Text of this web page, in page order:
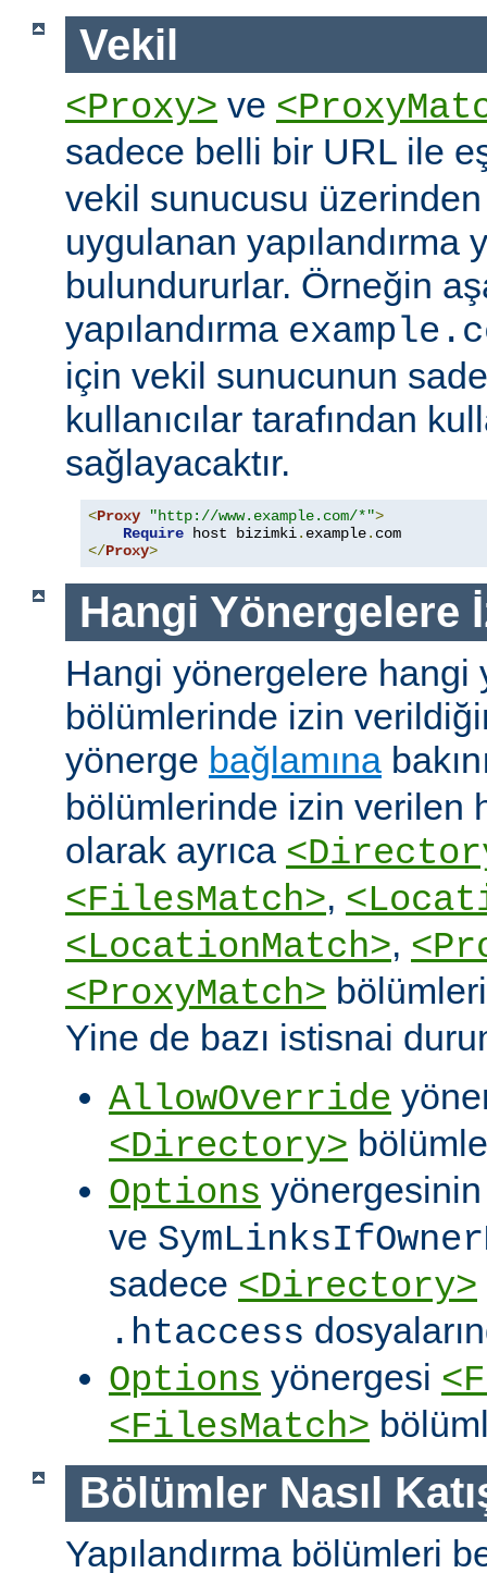
Vekil
<Proxy> ve
sadece belli bir URL ile
vekil sunucusu
uygulanan yapılandırma
bulundururlar. Örneğin
yapılandırma
için vekil sunucunun
kullanıcılar tarafından
sağlayacaktır.
<Proxy "http://www.example.com/*">
Require host bizimki. example.
</Proxy>
Hangi Yönergelere
Hangi yönergelere hangi
bölümlerinde izin
yönerge bağlamına
bölümlerinde izin verilen
olarak ayrıca
<FilesMatch>,
<LocationMatch>,
<ProxyMatch>
Yine de bazı istisnai
AllowOverride
<Directory>
Options
ve
sadece <Directory>
.htaccess
Options yönergesi
<FilesMatch>
Bölümler Nasıl
Yapılandırma bölümleri